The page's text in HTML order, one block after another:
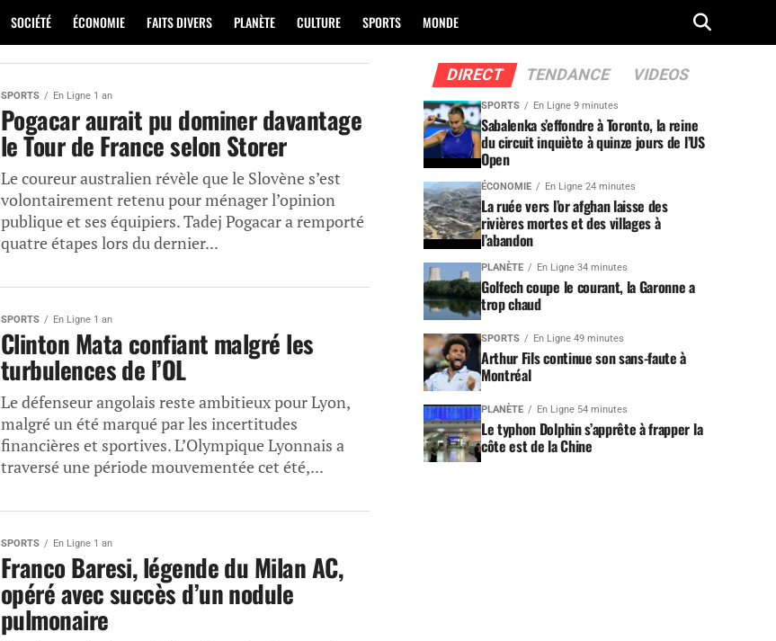
SOCIÉTÉ ÉCONOMIE FAITS DIVERS PLANÈTE CULTURE SPORTS MONDE
SPORTS En Ligne 1 an
Pogacar aurait pu dominer davantage
le Tour de France selon Storer
Le coureur australien révèle que le Slovène s’est
volontairement retenu pour ménager l’opinion
publique et ses équipiers. Tadej Pogacar a remporté
quatre étapes lors du dernier...
SPORTS En Ligne 1 an
Clinton Mata confiant malgré les
turbulences de l’OL
Le défenseur angolais reste ambitieux pour Lyon,
malgré un été marqué par les incertitudes
financières et sportives. L’Olympique Lyonnais a
traversé une période mouvementée cet été,...
SPORTS En Ligne 1 an
Franco Baresi, légende du Milan AC,
opéré avec succès d’un nodule
pulmonaire
DIRECT TENDANCE VIDEOS
SPORTS En Ligne 9 minutes
Sabalenka s’effondre à Toronto, la reine
du circuit inquiète à quinze jours de l’US
Open
ÉCONOMIE En Ligne 24 minutes
La ruée vers l’or afghan laisse des
rivières mortes et des villages à
l’abandon
PLANÈTE En Ligne 34 minutes
Golfech coupe le courant, la Garonne a
trop chaud
SPORTS En Ligne 49 minutes
Arthur Fils continue son sans-faute à
Montréal
PLANÈTE En Ligne 54 minutes
Le typhon Dolphin s’apprête à frapper la
côte est de la Chine